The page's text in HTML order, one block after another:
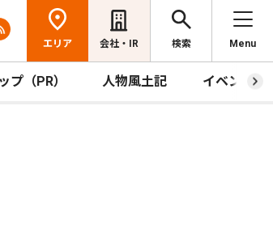
エリア 会社・IR 検索 Menu
プ（PR） 人物風土記 イベント